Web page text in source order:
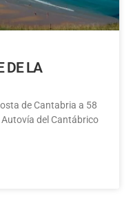
DE LA
de Cantabria a 58
del Cantábrico